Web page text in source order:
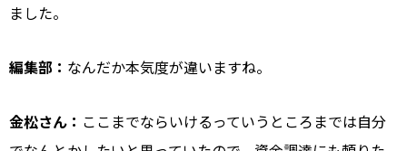
ました。
編集部： なんだか本気度が違いますね。
金松さん： ここまでならいけるっていうところまでは自分